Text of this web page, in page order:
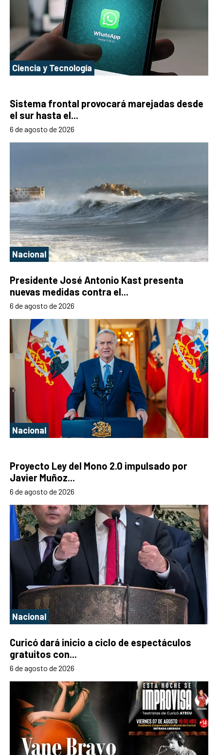
Ciencia y Tecnología
Sistema frontal provocará marejadas desde
el sur hasta el...
6 de agosto de 2026
Nacional
Presidente José Antonio Kast presenta
nuevas medidas contra el...
6 de agosto de 2026
Nacional
Proyecto Ley del Mono 2.0 impulsado por
Javier Muñoz...
6 de agosto de 2026
Nacional
Curicó dará inicio a ciclo de espectáculos
gratuitos con...
6 de agosto de 2026